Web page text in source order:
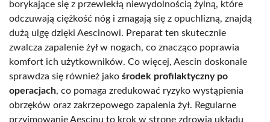
borykające się z przewlekłą niewydolnością żylną, które
odczuwają ciężkość nóg i zmagają się z opuchlizną, znajdą
dużą ulgę dzięki Aescinowi. Preparat ten skutecznie
zwalcza zapalenie żył w nogach, co znacząco poprawia
komfort ich użytkowników. Co więcej, Aescin doskonale
sprawdza się również jako środek profilaktyczny po
operacjach, co pomaga zredukować ryzyko wystąpienia
obrzęków oraz zakrzepowego zapalenia żył. Regularne
przyjmowanie Aescinu to krok w stronę zdrowia układu